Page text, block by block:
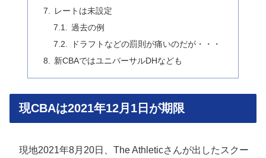
レートは未設定
過去の例
ドラフトなどの罰則が痛いのだが・・・
新CBAではユニバーサルDHなども
現CBAは2021年12月1日が期限
現地2021年8月20日、The Athleticさんが出したスクー